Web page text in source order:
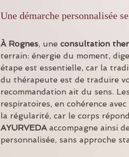
Une démarche personnalisée
À Rognes, une consultation
terrain: énergie du moment,
étape est essentielle, car la
du thérapeute est de traduire
recommandation ait du sens.
respiratoires, en cohérence avec
la régularité, car le corps
AYURVEDA accompagne ainsi
personnalisée, sans approche